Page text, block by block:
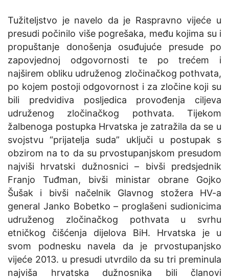
Tužiteljstvo je navelo da je Raspravno vijeće u
presudi počinilo više pogrešaka, među kojima su i
propuštanje donošenja osuđujuće presude po
zapovjednoj odgovornosti te po trećem i
najširem obliku udruženog zločinačkog pothvata,
po kojem postoji odgovornost i za zločine koji su
bili predvidiva posljedica provođenja ciljeva
udruženog zločinačkog pothvata. Tijekom
žalbenoga postupka Hrvatska je zatražila da se u
svojstvu “prijatelja suda” uključi u postupak s
obzirom na to da su prvostupanjskom presudom
najviši hrvatski dužnosnici – bivši predsjednik
Franjo Tuđman, bivši ministar obrane Gojko
Šušak i bivši načelnik Glavnog stožera HV-a
general Janko Bobetko – proglašeni sudionicima
udruženog zločinačkog pothvata u svrhu
etničkog čišćenja dijelova BiH. Hrvatska je u
svom podnesku navela da je prvostupanjsko
vijeće 2013. u presudi utvrdilo da su tri preminula
najviša hrvatska dužnosnika bili članovi